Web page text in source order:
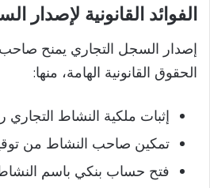
الفوائد القانونية لإصدار
إصدار السجل التجاري يمنح
الحقوق القانونية الهامة، منها:
إثبات ملكية النشاط التجاري
تمكين صاحب النشاط من توقيع
فتح حساب بنكي باسم